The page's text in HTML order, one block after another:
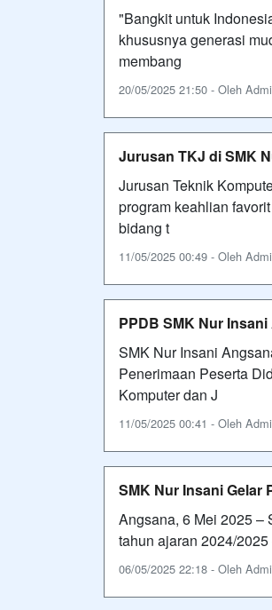
"Bangkit untuk
khususnya generasi
membang
20/05/2025 21:50 - Oleh
Jurusan TKJ di SMK
Jurusan Teknik
program keahlian
bidang t
11/05/2025 00:49 - Oleh
PPDB SMK Nur
SMK Nur Insani
Penerimaan Peserta
Komputer dan J
11/05/2025 00:41 - Oleh
SMK Nur Insani Gelar
Angsana, 6 Mei 2025 –
tahun ajaran 2024/
06/05/2025 22:18 - Oleh